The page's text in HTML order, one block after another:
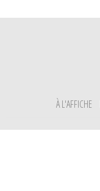
À L'AFFICHE